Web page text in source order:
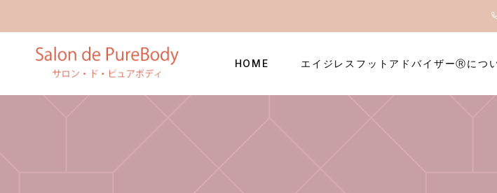
HOME エイジレスフットアドバイザーⓇにつ